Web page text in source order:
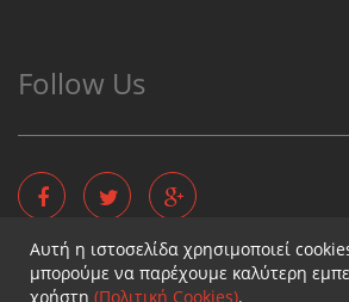
Follow Us
Αυτή η ιστοσελίδα χρησιμοποιεί
μπορούμε να παρέχουμε καλύτερη
χρήστη (Πολιτική Cookies).